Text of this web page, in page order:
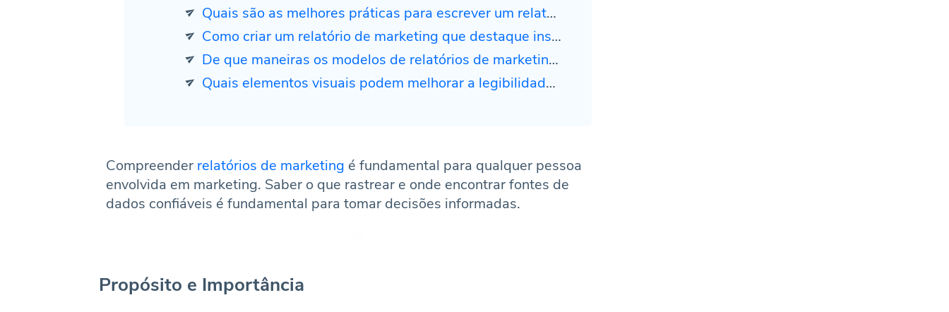
Quais são as melhores práticas para escrever um relatório de campanha de marketing cativante?
Como criar um relatório de marketing que destaque insights estratégicos?
De que maneiras os modelos de relatórios de marketing podem simplificar o processo de relatório?
Quais elementos visuais podem melhorar a legibilidade e impacto de um relatório de marketing?
Compreender relatórios de marketing é fundamental para qualquer pessoa
envolvida em marketing. Saber o que rastrear e onde encontrar fontes de
dados confiáveis é fundamental para tomar decisões informadas.
Propósito e Importância